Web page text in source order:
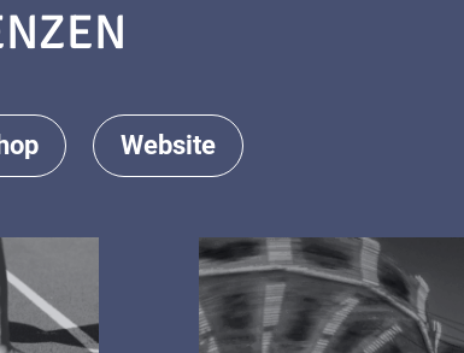
Website